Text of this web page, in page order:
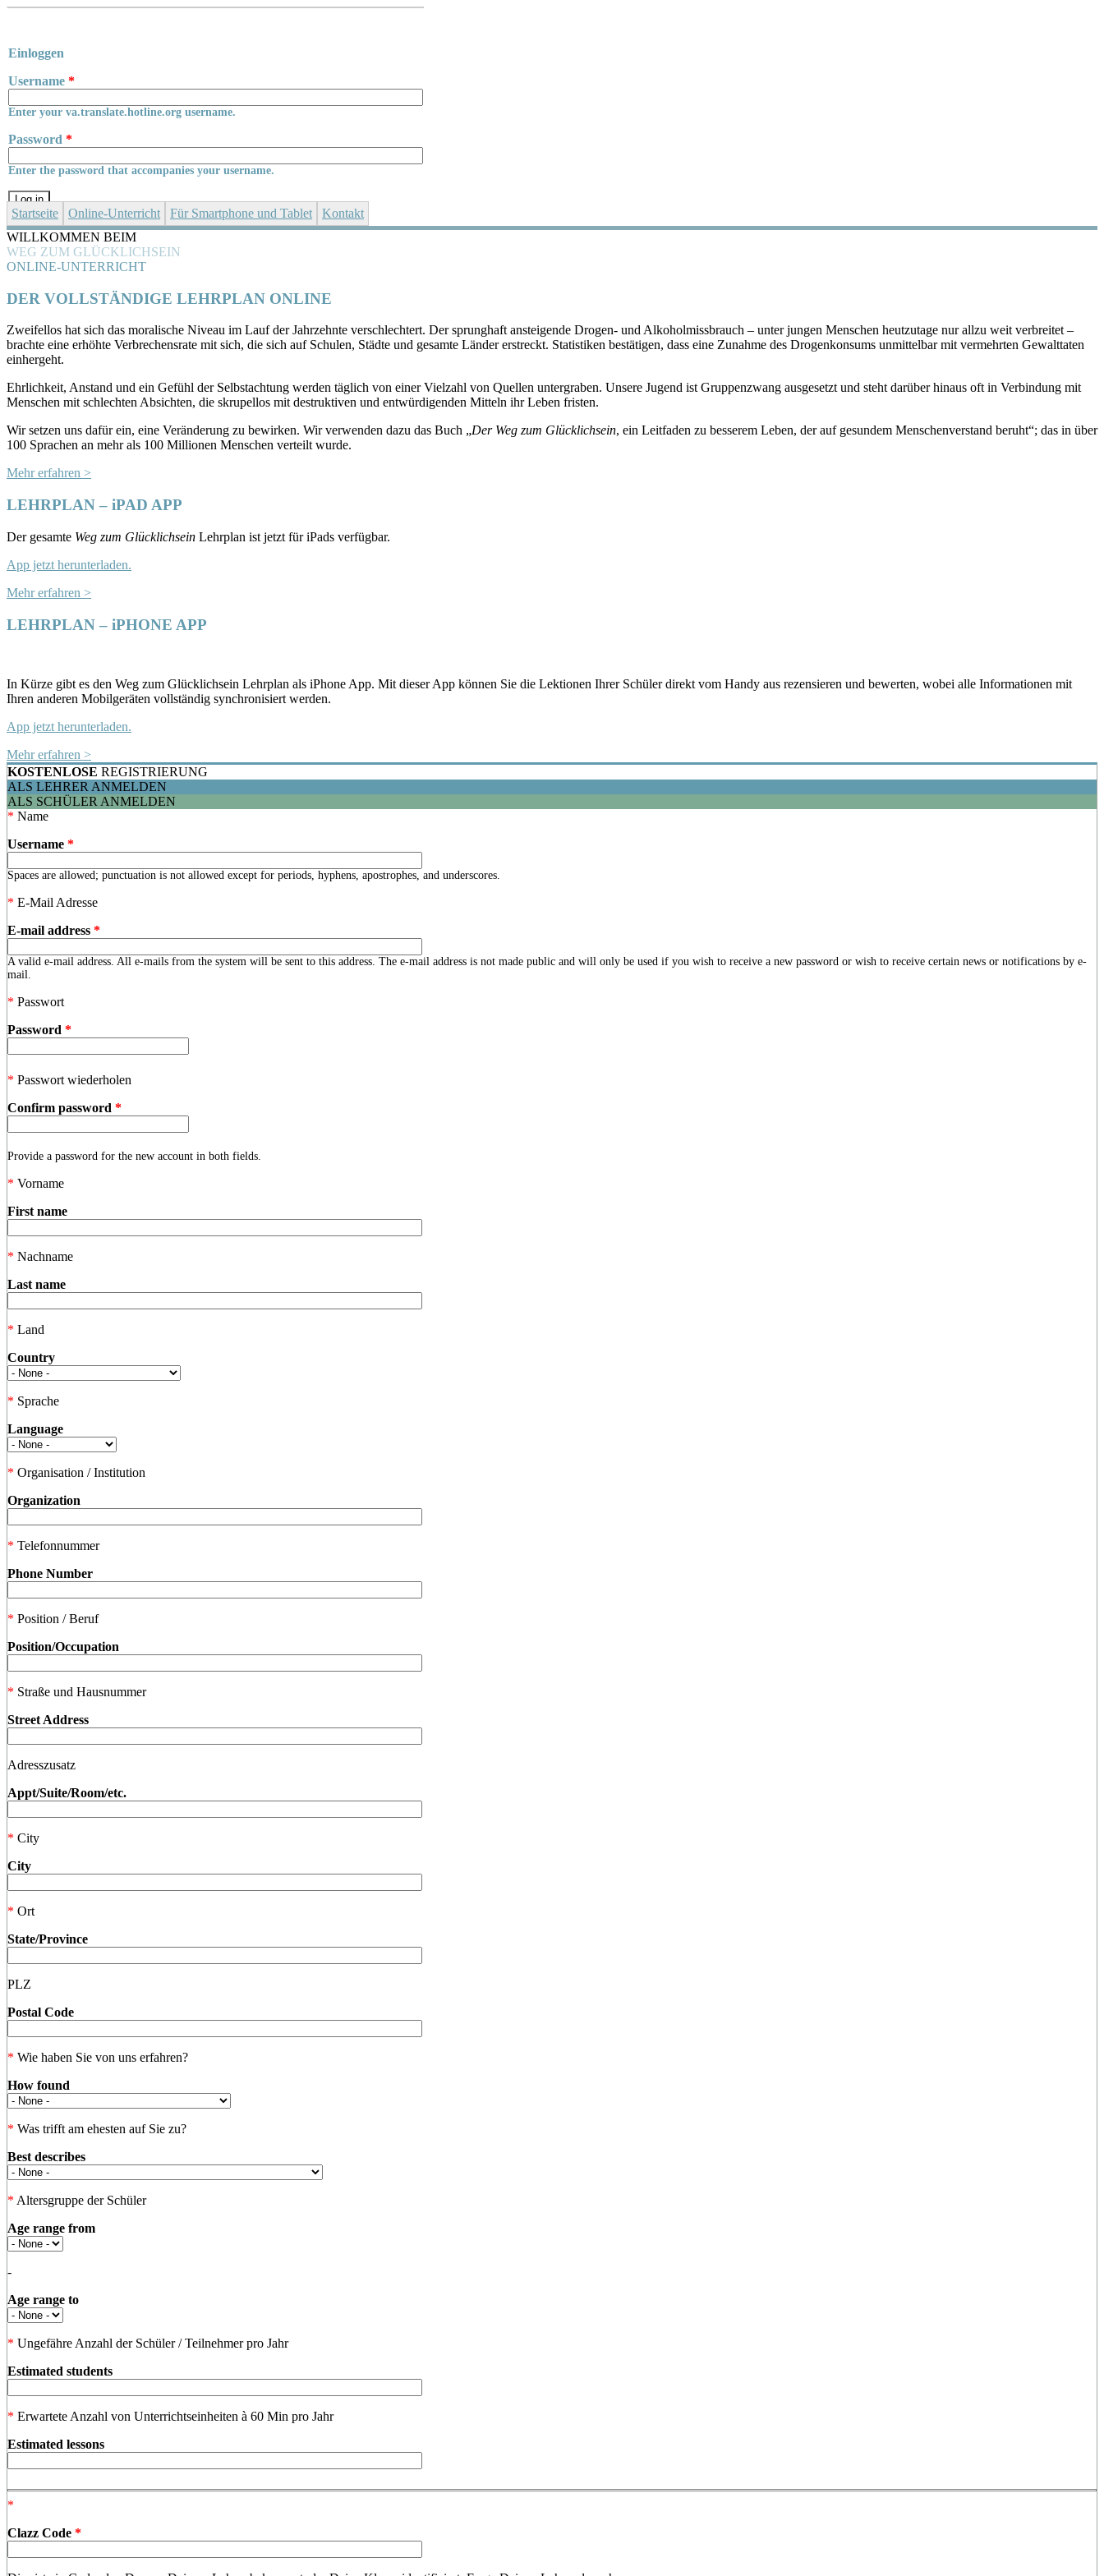
Einloggen
Username *
Enter your va.translate.hotline.org username.
Password *
Enter the password that accompanies your username.
Startseite Online-Unterricht Für Smartphone und Tablet
Kontakt
WILLKOMMEN BEIM
WEG ZUM GLÜCKLICHSEIN
ONLINE-UNTERRICHT
DER VOLLSTÄNDIGE LEHRPLAN ONLINE
Zweifellos hat sich das moralische Niveau im Lauf der Jahrzehnte verschlechtert. Der sprunghaft ansteigende Drogen- und Alkoholmissbrauch – unter jungen Menschen heutzutage nur allzu weit verbreitet –
brachte eine erhöhte Verbrechensrate mit sich, die sich auf Schulen, Städte und gesamte Länder erstreckt. Statistiken bestätigen, dass eine Zunahme des Drogenkonsums unmittelbar mit vermehrten Gewalttaten
einhergeht.
Ehrlichkeit, Anstand und ein Gefühl der Selbstachtung werden täglich von einer Vielzahl von Quellen untergraben. Unsere Jugend ist Gruppenzwang ausgesetzt und steht darüber hinaus oft in Verbindung mit
Menschen mit schlechten Absichten, die skrupellos mit destruktiven und entwürdigenden Mitteln ihr Leben fristen.
Wir setzen uns dafür ein, eine Veränderung zu bewirken. Wir verwenden dazu das Buch „Der Weg zum Glücklichsein, ein Leitfaden zu besserem Leben, der auf gesundem Menschenverstand beruht“; das in über
100 Sprachen an mehr als 100 Millionen Menschen verteilt wurde.
Mehr erfahren >
LEHRPLAN – iPAD APP
Der gesamte Weg zum Glücklichsein Lehrplan ist jetzt für iPads verfügbar.
App jetzt herunterladen.
Mehr erfahren >
LEHRPLAN – iPHONE APP
In Kürze gibt es den Weg zum Glücklichsein Lehrplan als iPhone App. Mit dieser App können Sie die Lektionen Ihrer Schüler direkt vom Handy aus rezensieren und bewerten, wobei alle Informationen mit
Ihren anderen Mobilgeräten vollständig synchronisiert werden.
App jetzt herunterladen.
Mehr erfahren >
KOSTENLOSE REGISTRIERUNG
ALS LEHRER ANMELDEN
ALS SCHÜLER ANMELDEN
* Name
Username *
Spaces are allowed; punctuation is not allowed except for periods, hyphens, apostrophes, and underscores.
* E-Mail Adresse
E-mail address *
A valid e-mail address. All e-mails from the system will be sent to this address. The e-mail address is not made public and will only be used if you wish to receive a new password or wish to receive certain news or notifications by e-
mail.
* Passwort
Password *
* Passwort wiederholen
Confirm password *
Provide a password for the new account in both fields.
* Vorname
First name
* Nachname
Last name
* Land
Country
* Sprache
Language
* Organisation / Institution
Organization
* Telefonnummer
Phone Number
* Position / Beruf
Position/Occupation
* Straße und Hausnummer
Street Address
Adresszusatz
Appt/Suite/Room/etc.
* City
City
* Ort
State/Province
PLZ
Postal Code
* Wie haben Sie von uns erfahren?
How found
* Was trifft am ehesten auf Sie zu?
Best describes
* Altersgruppe der Schüler
Age range from
-
Age range to
* Ungefähre Anzahl der Schüler / Teilnehmer pro Jahr
Estimated students
* Erwartete Anzahl von Unterrichtseinheiten à 60 Min pro Jahr
Estimated lessons
*
Clazz Code *